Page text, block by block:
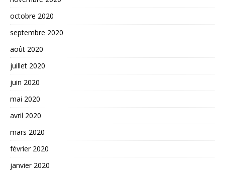
octobre 2020
septembre 2020
août 2020
juillet 2020
juin 2020
mai 2020
avril 2020
mars 2020
février 2020
janvier 2020